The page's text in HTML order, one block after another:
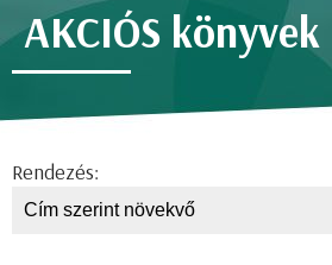
AKCIÓS könyvek
Rendezés: